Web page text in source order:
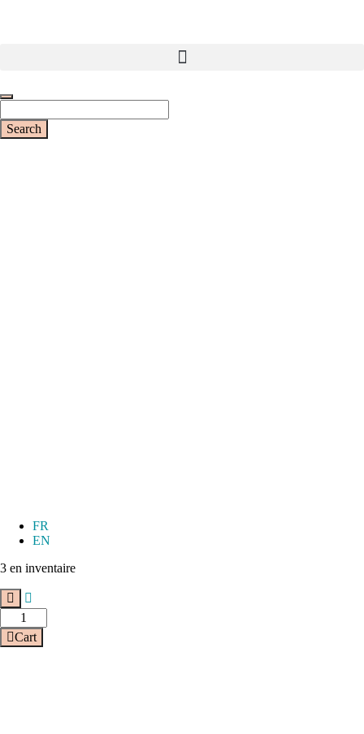
FR
EN
3 en inventaire
Cart